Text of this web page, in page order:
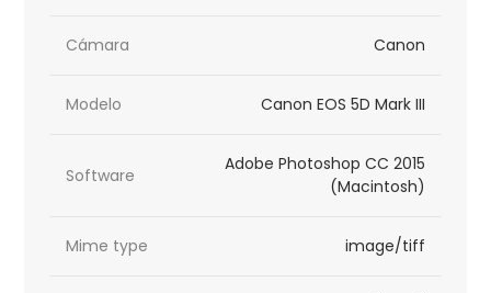
Cámara Canon
Modelo Canon EOS 5D Mark III
Software
Adobe Photoshop CC 2015
(Macintosh)
Mime type image/tiff